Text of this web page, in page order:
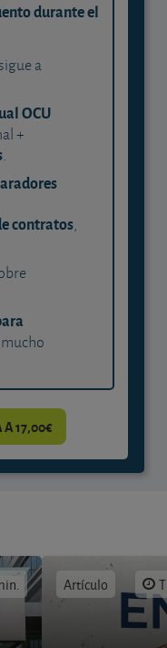
durante el
a
OCU
+
.
contratos,
A 17,00€
Artículo